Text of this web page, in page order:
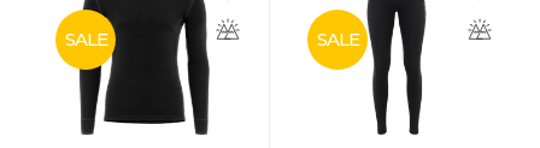
SALE SALE